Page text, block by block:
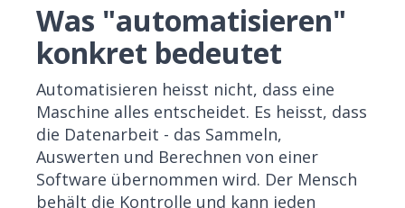
Was "automatisieren"
konkret bedeutet
Automatisieren heisst nicht, dass eine
Maschine alles entscheidet. Es heisst, dass
die Datenarbeit - das Sammeln,
Auswerten und Berechnen von einer
Software übernommen wird. Der Mensch
behält die Kontrolle und kann jeden